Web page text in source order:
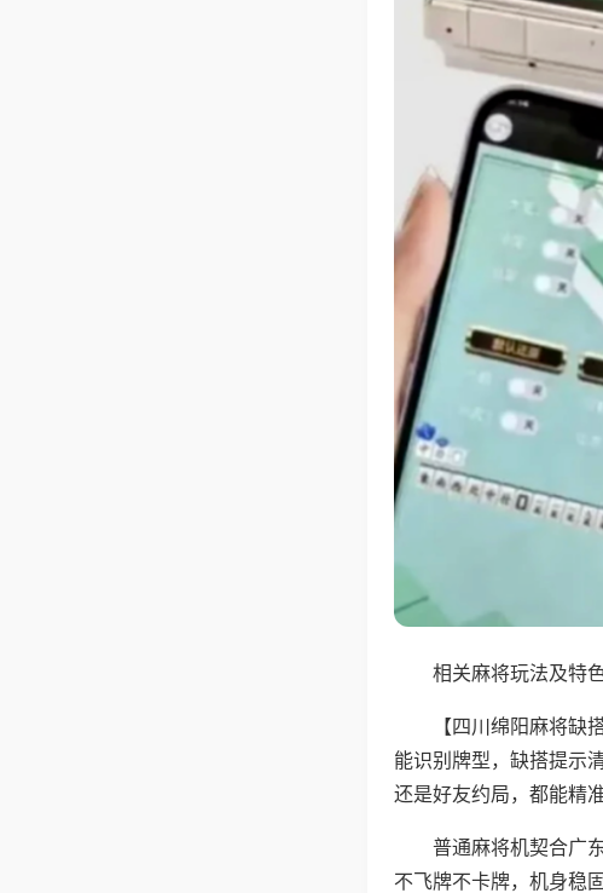
相关麻将玩法及特
【四川绵阳麻将
能识别牌型，缺搭提示
还是好友约局，都能精
普通麻将机契合广
不飞牌不卡牌，机身稳